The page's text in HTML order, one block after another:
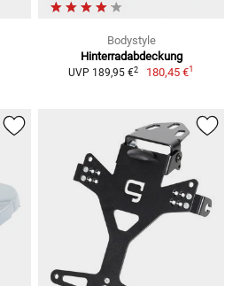
Bodystyle
Hinterradabdeckung
UVP 189,95 €2 180,45 €1